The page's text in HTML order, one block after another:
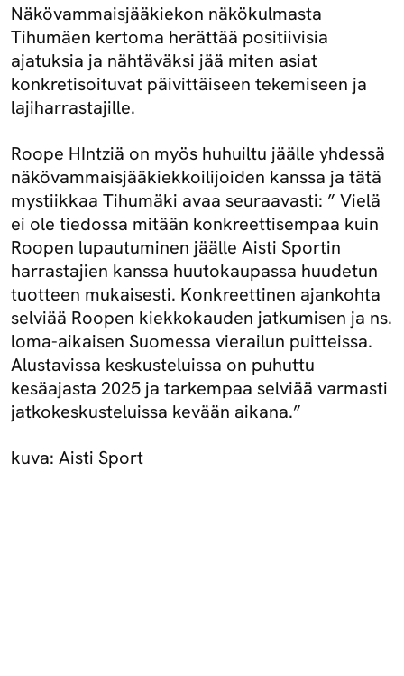
Näkövammaisjääkiekon näkökulmasta
Tihumäen kertoma herättää positiivisia
ajatuksia ja nähtäväksi jää miten asiat
konkretisoituvat päivittäiseen tekemiseen ja
lajiharrastajille.
Roope HIntziä on myös huhuiltu jäälle yhdessä
näkövammaisjääkiekkoilijoiden kanssa ja tätä
mystiikkaa Tihumäki avaa seuraavasti: ” Vielä
ei ole tiedossa mitään konkreettisempaa kuin
Roopen lupautuminen jäälle Aisti Sportin
harrastajien kanssa huutokaupassa huudetun
tuotteen mukaisesti. Konkreettinen ajankohta
selviää Roopen kiekkokauden jatkumisen ja ns.
loma-aikaisen Suomessa vierailun puitteissa.
Alustavissa keskusteluissa on puhuttu
kesäajasta 2025 ja tarkempaa selviää varmasti
jatkokeskusteluissa kevään aikana.”
kuva: Aisti Sport